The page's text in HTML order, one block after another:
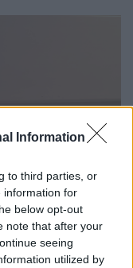
Information
to third parties, or
information for
below opt-out
note that after your
seeing
utilized by